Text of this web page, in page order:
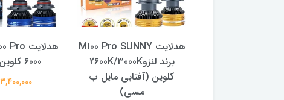
هدلایت M100 Pro SUNNY
برند لنزو2600K/3000K
کلوین (آفتابی مایل ب
مسی)
6000 کلوین (سفید)
3,400,000 تومان